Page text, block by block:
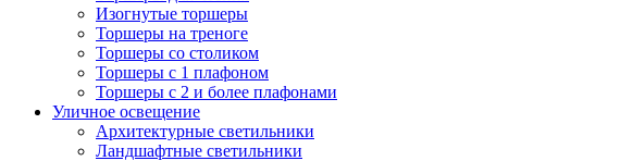
Изогнутые торшеры
Торшеры на треноге
Торшеры со столиком
Торшеры с 1 плафоном
Торшеры с 2 и более плафонами
Уличное освещение
Архитектурные светильники
Ландшафтные светильники